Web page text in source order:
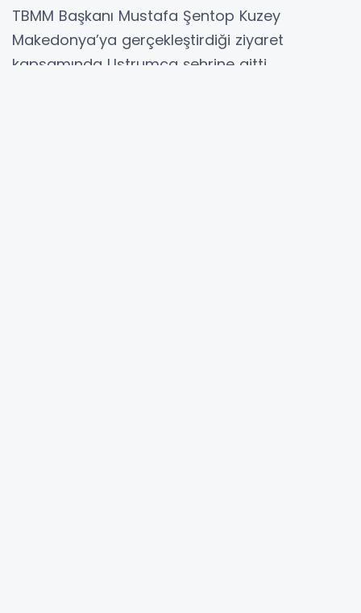
TBMM Başkanı Mustafa Şentop Kuzey
Makedonya’ya gerçekleştirdiği ziyaret
kapsamında Ustrumca şehrine gitti.